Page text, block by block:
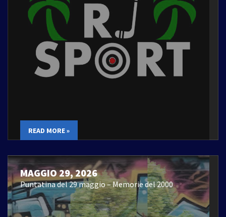
READ MORE »
MAGGIO 29, 2026
Puntatina del 29 maggio – Memorie del 2000